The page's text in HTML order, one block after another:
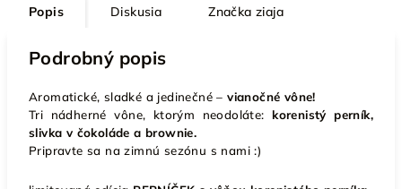
Popis Diskusia Značka ziaja
Podrobný popis
Aromatické, sladké a jedinečné –vianočné vône!
Tri nádherné vône, ktorým neodoláte:korenistý perník,
slivka v čokoláde a brownie.
Pripravte sa na zimnú sezónu s nami :)